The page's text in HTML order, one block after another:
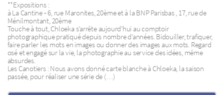
**Expositions :
à La Cantine ‐ 6, rue Maronites, 20ème et à la BNP Parisbas , 17, rue de
Ménilmontant, 20ème
Touche à tout, Chloeka s’arrête aujourd’hui au comptoir
photographique pratiqué depuis nombre d’années. Bidouiller, trafiquer,
faire parler les mots en images ou donner des images aux mots. Regard
osé et engagé sur la vie, la photographie au service des idées, même
absurdes.
Les Canotiers : Nous avons donné carte blanche à Chloeka, la saison
passée, pour réaliser une série de (…)